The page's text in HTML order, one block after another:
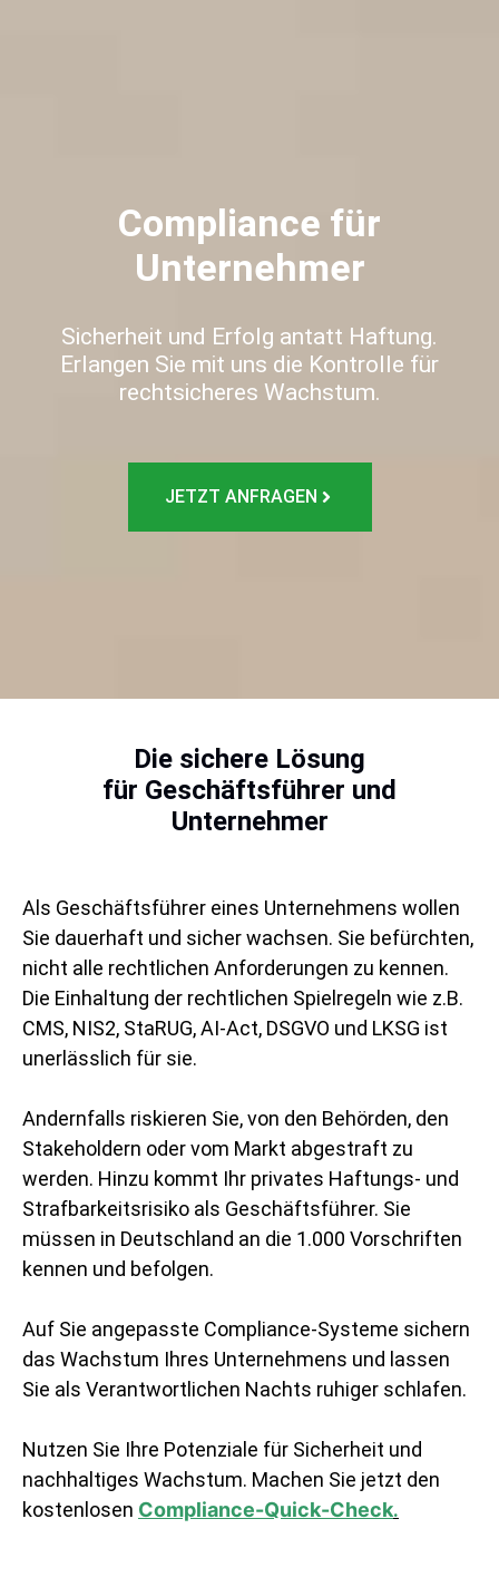
Compliance für
Unternehmer
Sicherheit und Erfolg antatt Haftung.
Erlangen Sie mit uns die Kontrolle für
rechtsicheres Wachstum.
JETZT ANFRAGEN
Die sichere Lösung
für Geschäftsführer und
Unternehmer
Als Geschäftsführer eines Unternehmens wollen
Sie dauerhaft und sicher wachsen. Sie befürchten,
nicht alle rechtlichen Anforderungen zu kennen.
Die Einhaltung der rechtlichen Spielregeln wie z.B.
CMS, NIS2, StaRUG, AI-Act, DSGVO und LKSG ist
unerlässlich für sie.
Andernfalls riskieren Sie, von den Behörden, den
Stakeholdern oder vom Markt abgestraft zu
werden. Hinzu kommt Ihr privates Haftungs- und
Strafbarkeitsrisiko als Geschäftsführer. Sie
müssen in Deutschland an die 1.000 Vorschriften
kennen und befolgen.
Auf Sie angepasste Compliance-Systeme sichern
das Wachstum Ihres Unternehmens und lassen
Sie als Verantwortlichen Nachts ruhiger schlafen.
Nutzen Sie Ihre Potenziale für Sicherheit und
nachhaltiges Wachstum. Machen Sie jetzt den
kostenlosen Compliance-Quick-Check.